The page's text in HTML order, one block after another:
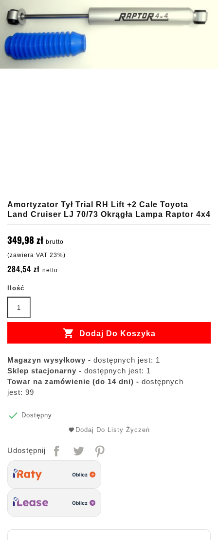
Amortyzator Tył Trial RH Lift +2 Cale Toyota
Land Cruiser LJ 70/73 Okrągła Lampa Raptor 4x4
349,98 zł brutto
(zawiera VAT 23%)
284,54 zł netto
Ilość
 Dodaj Do Koszyka
Magazyn wysyłkowy - dostępnych jest: 1
Sklep stacjonarny - dostępnych jest: 1
Towar na zamówienie (do 14 dni) - dostępnych
jest: 99

Dostępny
Dodaj Do Listy Życzeń
Udostępnij